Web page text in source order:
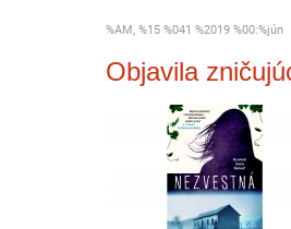
%AM, %15 %041 %2019 %00:%jún
Objavila